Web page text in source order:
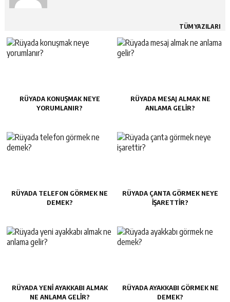
TÜM YAZILARI
RÜYADA KONUŞMAK NEYE
YORUMLANIR?
RÜYADA MESAJ ALMAK NE
ANLAMA GELIR?
RÜYADA TELEFON GÖRMEK NE
DEMEK?
RÜYADA ÇANTA GÖRMEK NEYE
IŞARETTIR?
RÜYADA YENI AYAKKABI ALMAK
NE ANLAMA GELIR?
RÜYADA AYAKKABI GÖRMEK NE
DEMEK?